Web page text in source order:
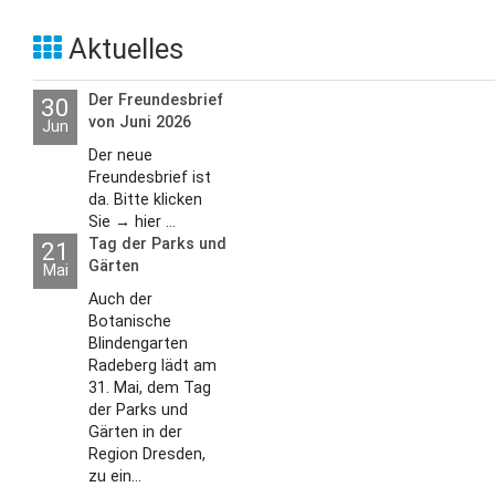
Aktuelles
30
Jun
Der Freundesbrief
von Juni 2026
Der neue
Freundesbrief ist
da. Bitte klicken
Sie → hier ...
21
Mai
Tag der Parks und
Gärten
Auch der
Botanische
Blindengarten
Radeberg lädt am
31. Mai, dem Tag
der Parks und
Gärten in der
Region Dresden,
zu ein...